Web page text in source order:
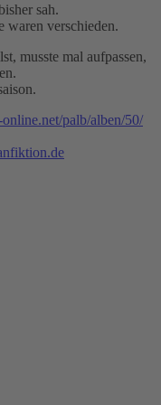
sah.
waren verschieden.
musste mal aufpassen,
palb/alben/50/